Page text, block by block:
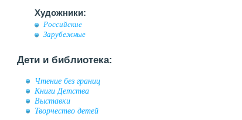
Художники:
Российские
Зарубежные
Дети и библиотека:
Чтение без границ
Книги Детства
Выставки
Творчество детей